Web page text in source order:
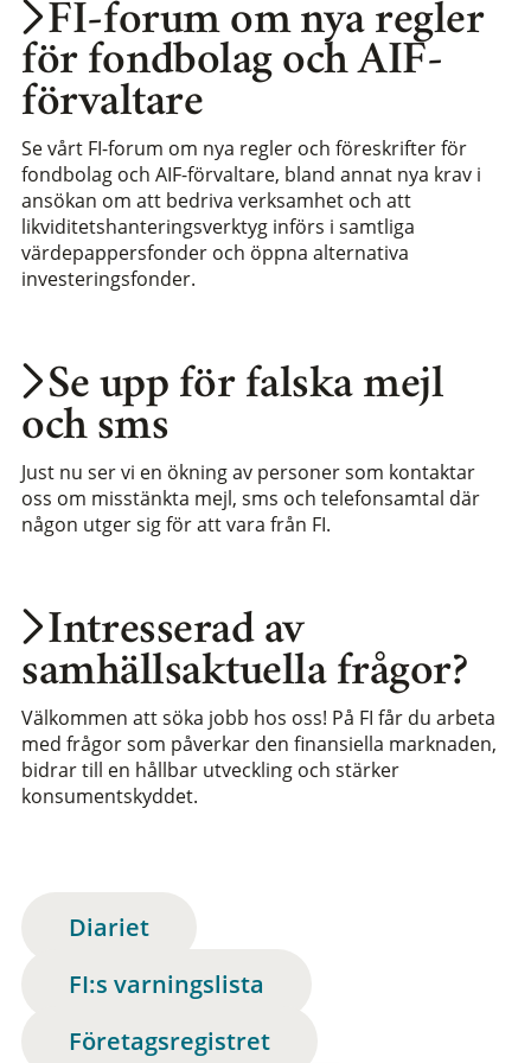
Intresserad av
samhällsaktuella frågor?
Välkommen att söka jobb hos oss! På FI får du arbeta
med frågor som påverkar den finansiella marknaden,
bidrar till en hållbar utveckling och stärker
konsumentskyddet.
Se upp för falska mejl
och sms
Just nu ser vi en ökning av personer som kontaktar
oss om misstänkta mejl, sms och telefonsamtal där
någon utger sig för att vara från FI.
FI-forum om nya regler
för fondbolag och AIF-
förvaltare
Se vårt FI-forum om nya regler och föreskrifter för
fondbolag och AIF-förvaltare, bland annat nya krav i
ansökan om att bedriva verksamhet och att
likviditetshanteringsverktyg införs i samtliga
värdepappersfonder och öppna alternativa
investeringsfonder.
Diariet
FI:s varningslista
Företagsregistret